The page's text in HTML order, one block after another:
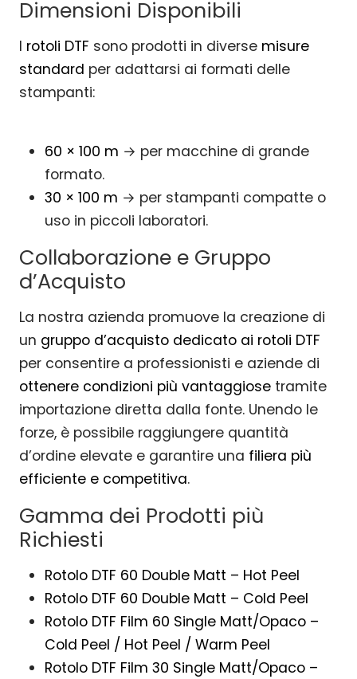
Dimensioni Disponibili
I rotoli DTF sono prodotti in diverse misure
standard per adattarsi ai formati delle
stampanti:
60 × 100 m → per macchine di grande
formato.
30 × 100 m → per stampanti compatte o
uso in piccoli laboratori.
Collaborazione e Gruppo
d’Acquisto
La nostra azienda promuove la creazione di
un gruppo d’acquisto dedicato ai rotoli DTF
per consentire a professionisti e aziende di
ottenere condizioni più vantaggiose tramite
importazione diretta dalla fonte. Unendo le
forze, è possibile raggiungere quantità
d’ordine elevate e garantire una filiera più
efficiente e competitiva.
Gamma dei Prodotti più
Richiesti
Rotolo DTF 60 Double Matt – Hot Peel
Rotolo DTF 60 Double Matt – Cold Peel
Rotolo DTF Film 60 Single Matt/Opaco –
Cold Peel / Hot Peel / Warm Peel
Rotolo DTF Film 30 Single Matt/Opaco –